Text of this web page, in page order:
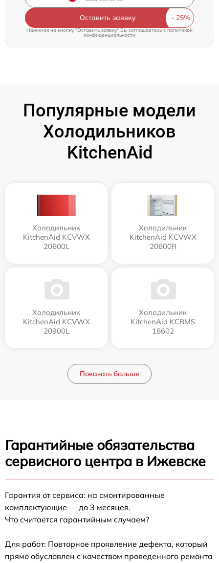
Оставить заявку
Нажимая на кнопку "Оставить заявку" Вы соглашаетесь cполитикой
конфиденциальности
Популярные модели
Холодильников
KitchenAid
Холодильник
KitchenAid KCVWX
20600L
Холодильник
KitchenAid KCVWX
20600R
Холодильник
KitchenAid KCVWX
20900L
Холодильник
KitchenAid KCBMS
18602
Показать больше
Гарантийные обязательства
сервисного центра в Ижевске
Гарантия от сервиса: на смонтированные
комплектующие — до 3 месяцев.
Что считается гарантийным случаем?
Для работ: Повторное проявление дефекта, который
прямо обусловлен с качеством проведенного ремонта